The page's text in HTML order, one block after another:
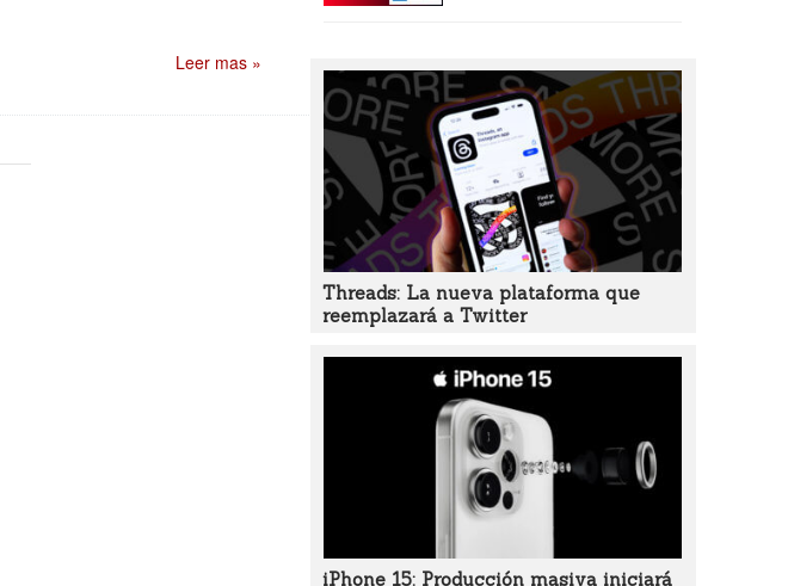
Leer mas »
Threads: La nueva plataforma que
reemplazará a Twitter
iPhone 15: Producción masiva iniciará